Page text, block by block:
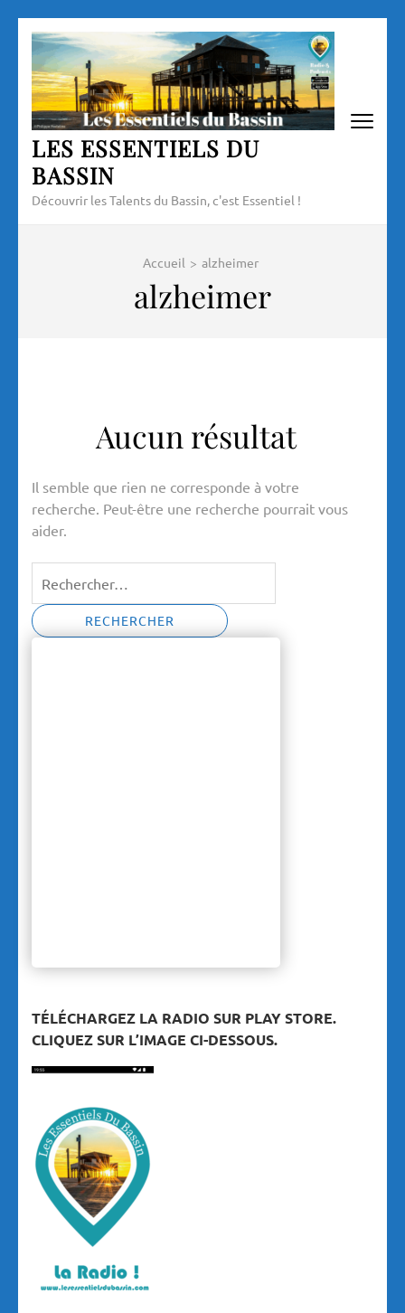
Aller
contenu
(Pressez
Entrée)
LES ESSENTIELS DU
BASSIN
Découvrir les Talents du Bassin, c'est Essentiel !
Accueil > alzheimer
alzheimer
Aucun résultat
Il semble que rien ne corresponde à votre
recherche. Peut-être une recherche pourrait vous
aider.
TÉLÉCHARGEZ LA RADIO SUR PLAY STORE.
CLIQUEZ SUR L’IMAGE CI-DESSOUS.